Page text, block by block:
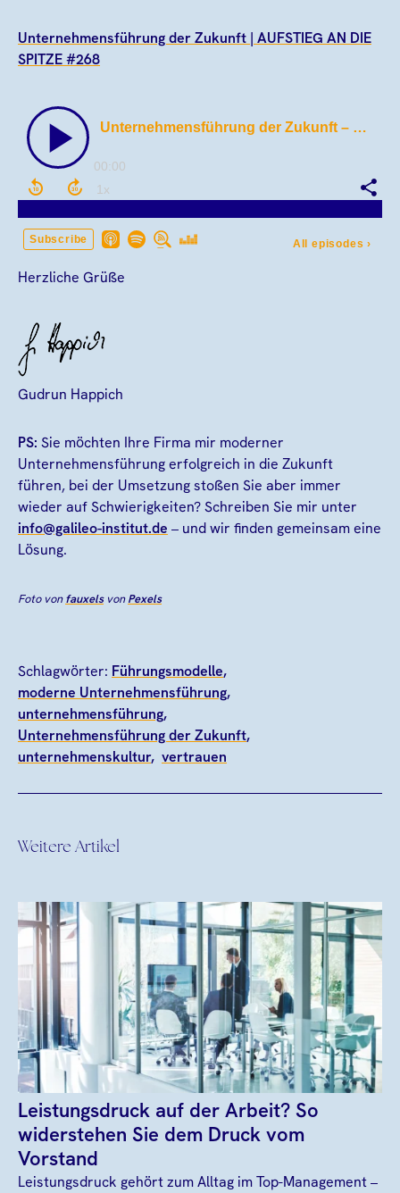
Unternehmensführung der Zukunft | AUFSTIEG AN DIE
SPITZE #268
Herzliche Grüße
Gudrun Happich
PS: Sie möchten Ihre Firma mir moderner
Unternehmensführung erfolgreich in die Zukunft
führen, bei der Umsetzung stoßen Sie aber immer
wieder auf Schwierigkeiten? Schreiben Sie mir unter
info@galileo-institut.de – und wir finden gemeinsam eine
Lösung.
Foto vonfauxelsvonPexels
Schlagwörter: Führungsmodelle
moderne Unternehmensführung
unternehmensführung
Unternehmensführung der Zukunft
unternehmenskultur vertrauen
Weitere Artikel
Leistungsdruck auf der Arbeit? So
widerstehen Sie dem Druck vom
Vorstand
Leistungsdruck gehört zum Alltag im Top-Management –